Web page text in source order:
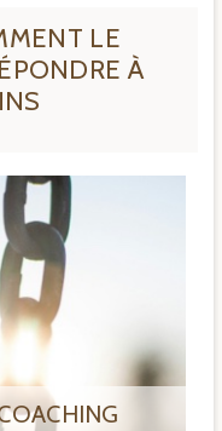
LE
À